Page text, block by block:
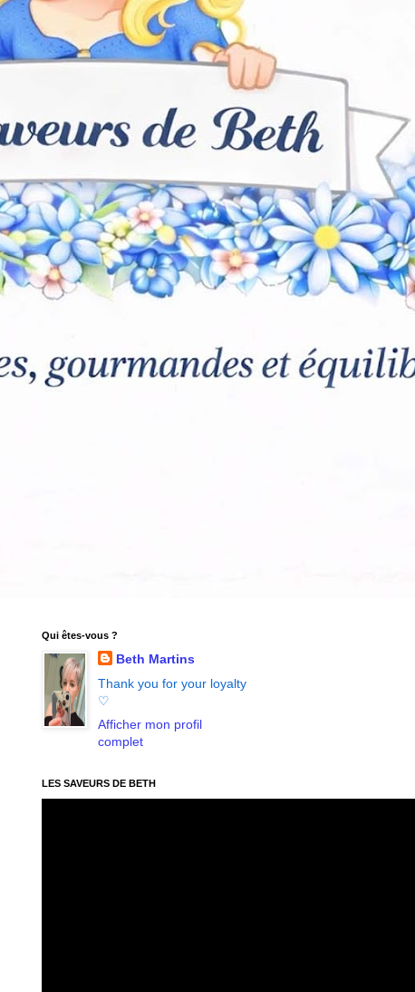
Qui êtes-vous ?
Beth Martins
Thank you for your loyalty
♡
Afficher mon profil
complet
LES SAVEURS DE BETH